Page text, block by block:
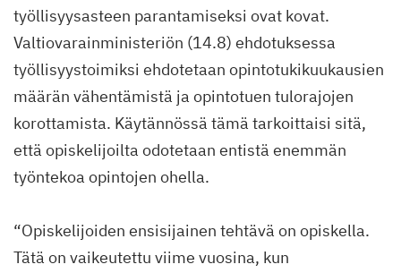
työllisyysasteen parantamiseksi ovat kovat.
Valtiovarainministeriön (14.8) ehdotuksessa
työllisyystoimiksi ehdotetaan opintotukikuukausien
määrän vähentämistä ja opintotuen tulorajojen
korottamista. Käytännössä tämä tarkoittaisi sitä,
että opiskelijoilta odotetaan entistä enemmän
työntekoa opintojen ohella.
“Opiskelijoiden ensisijainen tehtävä on opiskella.
Tätä on vaikeutettu viime vuosina, kun